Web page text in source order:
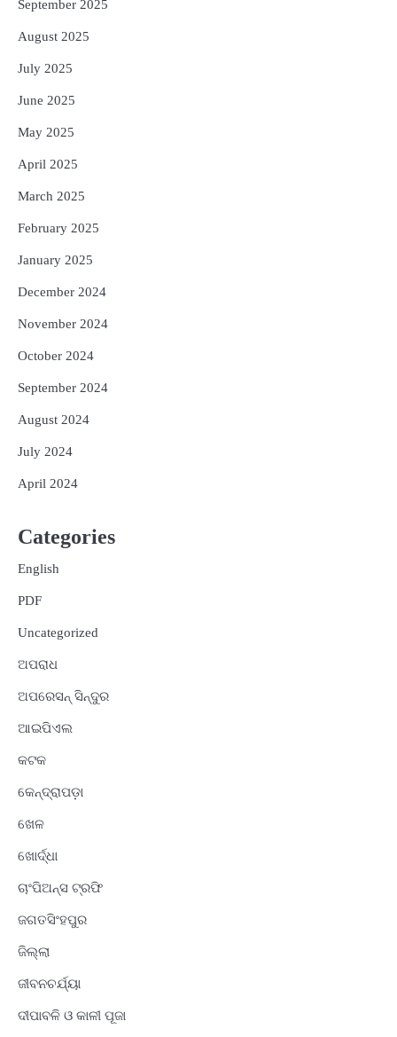
September 2025
August 2025
July 2025
June 2025
May 2025
April 2025
March 2025
February 2025
January 2025
December 2024
November 2024
October 2024
September 2024
August 2024
July 2024
April 2024
Categories
English
PDF
Uncategorized
ଅପରାଧ
ଅପରେସନ୍ ସିନ୍ଦୁର
ଆଇପିଏଲ
କଟକ
କେନ୍ଦ୍ରାପଡ଼ା
ଖେଳ
ଖୋର୍ଦ୍ଧା
ଚାଂପିଅନ୍ସ ଟ୍ରଫି
ଜଗତସିଂହପୁର
ଜିଲ୍ଲା
ଜୀବନଚର୍ଯ୍ୟା
ଦୀପାବଳି ଓ କାଳୀ ପୂଜା